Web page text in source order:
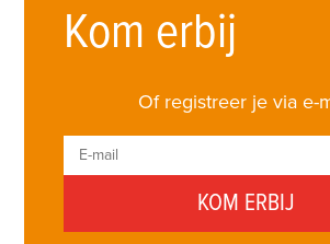
Kom erbij
Of registreer je via e-